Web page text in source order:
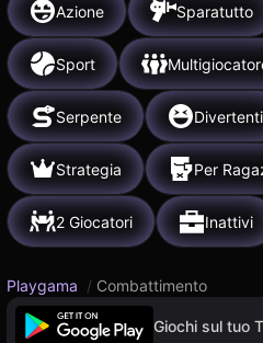
Azione Sparatutto
Sport
Serpente Divertenti
Strategia Per
2 Giocatori Inattivi
Playgama / Combattimento
Giochi sul tuo